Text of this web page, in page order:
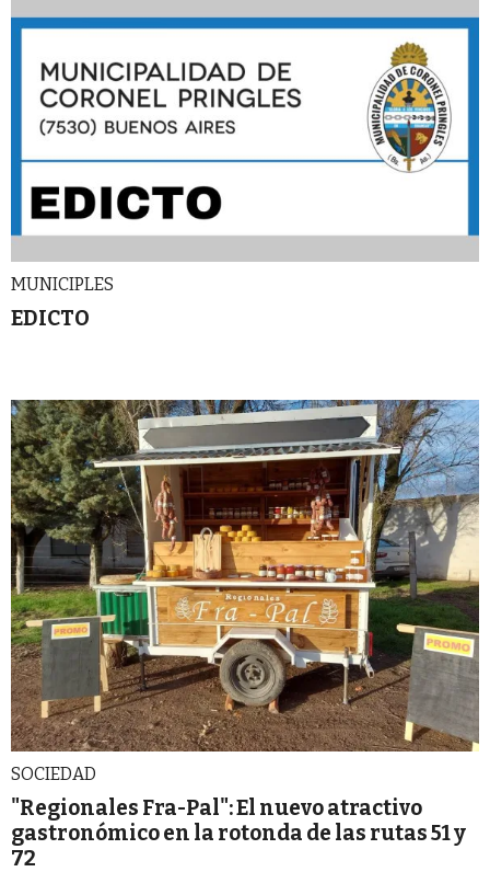
MUNICIPLES
EDICTO
SOCIEDAD
"Regionales Fra-Pal": El nuevo atractivo
gastronómico en la rotonda de las rutas 51 y
72